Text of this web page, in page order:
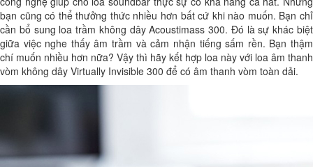
bạn cũng có thể thưởng thức nhiều hơn bất cứ khi nào muốn. Bạn chỉ
cần bổ sung loa trầm không dây Acoustimass 300. Đó là sự khác biệt
giữa việc nghe thấy âm trầm và cảm nhận tiếng sấm rền. Bạn thậm
chí muốn nhiều hơn nữa? Vậy thì hãy kết hợp loa này với loa âm thanh
vòm không dây Virtually Invisible 300 để có âm thanh vòm toàn dải.